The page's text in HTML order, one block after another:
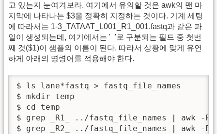
고 있는지 눈여겨보라. 여기에서 유의할 것은 awk의 맨 마
지막에 나타나는 $3을 정확히 지정하는 것이다. 기계 세팅
에 따라서는 1-3_TATAAT_L001_R1_001.fastq과 같은 파
일이 생성되는데, 여기에서는 '_'로 구분되는 필드 중 첫번
째 것($1)이 샘플의 이름이 된다. 따라서 상황에 맞게 유연
하게 아래의 명령어를 적용해야 한다.
$ ls lane*fastq > fastq_file_names
$ mkdir temp
$ cd temp
$ grep _R1_ ../fastq_file_names | awk
$ grep _R2_ ../fastq_file_names | awk